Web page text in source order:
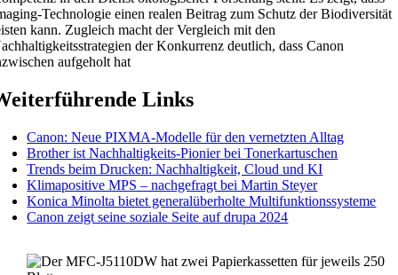
Technologie einen realen Beitrag zum Schutz der Biodiversität
kann. Zugleich macht der Vergleich mit den
der Konkurrenz deutlich, dass Canon
aufgeholt hat
Links
Canon: Neue PIXMA-Modelle für den vernetzten Alltag
Brother ist Nachhaltigkeits-Pionier bei Tonerkartuschen
Trends beim Drucken: Nachhaltigkeit, Cloud und KI
Klimapositive MPS – nachgefragt bei Martin Steyer
Konica Minolta bietet generalüberholte Multifunktionssysteme
Canon zeigt seine soziale Seite auf drupa 2024